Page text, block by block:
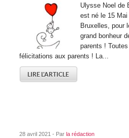
Ulysse Noel de
est né le 15 Mai
Bruxelles, pour
grand bonheur
parents !
félicitations aux parents ! La...
LIRE L'ARTICLE
28 avril 2021 - Par la rédaction